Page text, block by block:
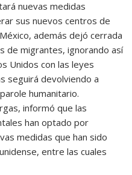
nuevas medidas
sus nuevos centros de
además dejó cerrada
de migrantes, ignorando así
Unidos con las leyes
seguirá devolviendo a
humanitario.
informó que las
han optado por
medidas que han sido
entre las cuales